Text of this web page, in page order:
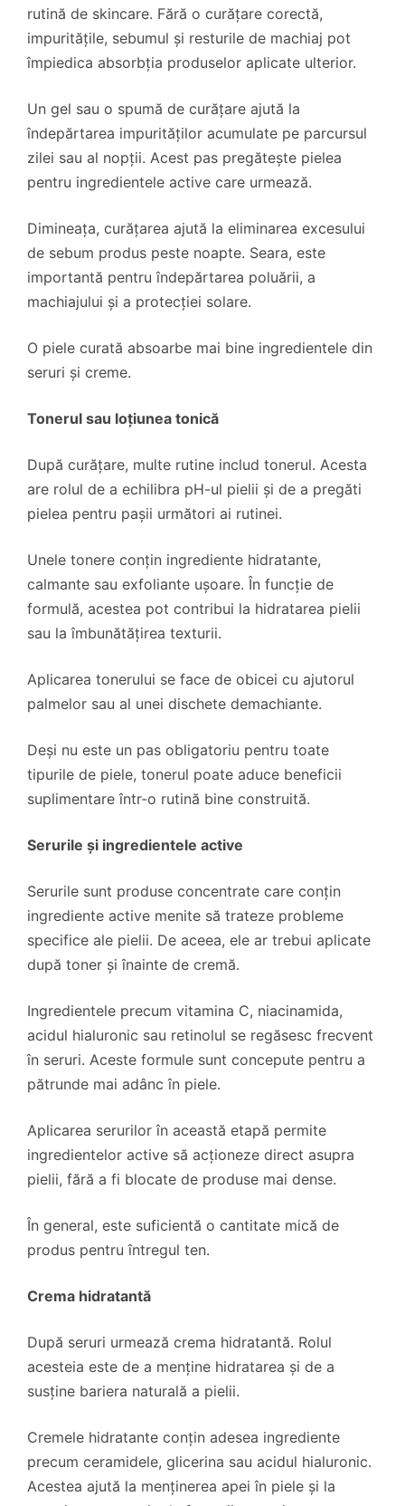
rutină de skincare. Fără o curățare corectă,
impuritățile, sebumul și resturile de machiaj pot
împiedica absorbția produselor aplicate ulterior.
Un gel sau o spumă de curățare ajută la
îndepărtarea impurităților acumulate pe parcursul
zilei sau al nopții. Acest pas pregătește pielea
pentru ingredientele active care urmează.
Dimineața, curățarea ajută la eliminarea excesului
de sebum produs peste noapte. Seara, este
importantă pentru îndepărtarea poluării, a
machiajului și a protecției solare.
O piele curată absoarbe mai bine ingredientele din
seruri și creme.
Tonerul sau loțiunea tonică
După curățare, multe rutine includ tonerul. Acesta
are rolul de a echilibra pH-ul pielii și de a pregăti
pielea pentru pașii următori ai rutinei.
Unele tonere conțin ingrediente hidratante,
calmante sau exfoliante ușoare. În funcție de
formulă, acestea pot contribui la hidratarea pielii
sau la îmbunătățirea texturii.
Aplicarea tonerului se face de obicei cu ajutorul
palmelor sau al unei dischete demachiante.
Deși nu este un pas obligatoriu pentru toate
tipurile de piele, tonerul poate aduce beneficii
suplimentare într-o rutină bine construită.
Serurile și ingredientele active
Serurile sunt produse concentrate care conțin
ingrediente active menite să trateze probleme
specifice ale pielii. De aceea, ele ar trebui aplicate
după toner și înainte de cremă.
Ingredientele precum vitamina C, niacinamida,
acidul hialuronic sau retinolul se regăsesc frecvent
în seruri. Aceste formule sunt concepute pentru a
pătrunde mai adânc în piele.
Aplicarea serurilor în această etapă permite
ingredientelor active să acționeze direct asupra
pielii, fără a fi blocate de produse mai dense.
În general, este suficientă o cantitate mică de
produs pentru întregul ten.
Crema hidratantă
După seruri urmează crema hidratantă. Rolul
acesteia este de a menține hidratarea și de a
susține bariera naturală a pielii.
Cremele hidratante conțin adesea ingrediente
precum ceramidele, glicerina sau acidul hialuronic.
Acestea ajută la menținerea apei în piele și la